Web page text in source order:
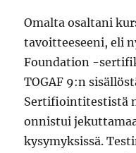
Omalta osaltani
tavoitteeseeni, eli
Foundation -
TOGAF 9:n
Sertifiointitestistä
onnistui
kysymyksissä.